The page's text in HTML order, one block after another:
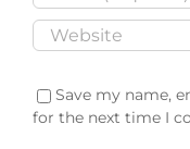
Save my name,
for the next time I